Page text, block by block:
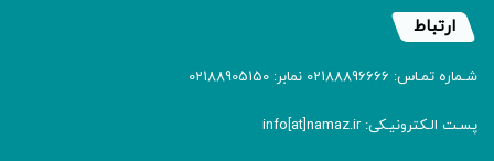
ارتباط
شـماره تمـاس: 02188896666 نمابر: 02188905150
پسـت الـکترونیـکی: info[at]namaz.ir